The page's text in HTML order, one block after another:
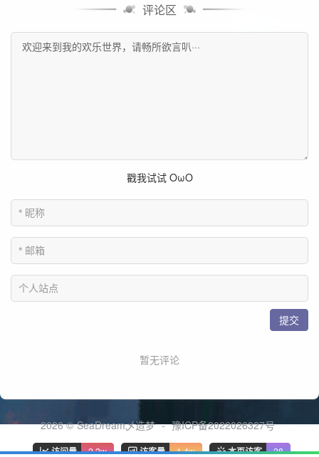
评论区
2026 © SeaDream乄造梦 - 豫ICP备2022026327号
访问量 2.2w 访客量 1.4w 本页访客 28